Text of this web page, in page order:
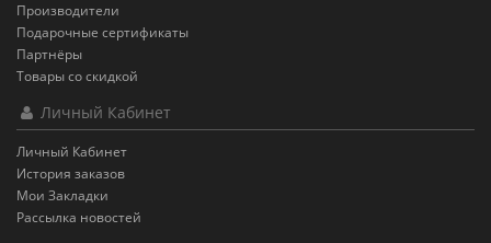
Производители
Подарочные сертификаты
Партнёры
Товары со скидкой
Личный Кабинет
Личный Кабинет
История заказов
Мои Закладки
Рассылка новостей